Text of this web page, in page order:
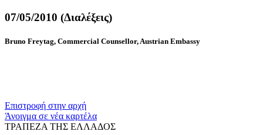
07/05/2010 (Διαλέξεις)
Bruno Freytag, Commercial Counsellor, Austrian Embassy
Επιστροφή στην αρχή
Άνοιγμα σε νέα καρτέλα
ΤΡΑΠΕΖΑ ΤΗΣ ΕΛΛΑΔΟΣ